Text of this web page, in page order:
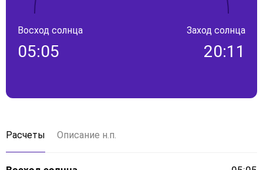
Восход солнца
05:05
Заход солнца
20:11
Расчеты Описание н.п.